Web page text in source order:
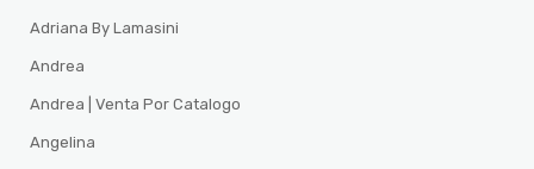
Adriana By Lamasini
Andrea
Andrea | Venta Por Catalogo
Angelina